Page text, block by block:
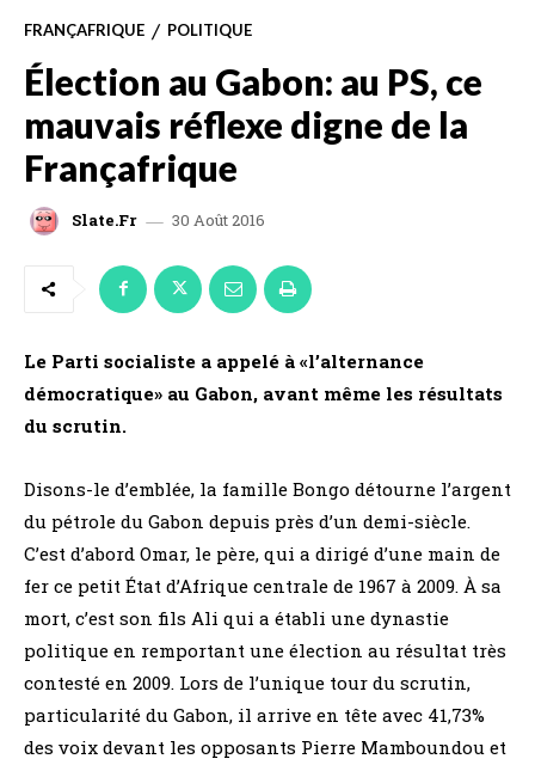
FRANÇAFRIQUE POLITIQUE
Élection au Gabon: au PS, ce
mauvais réflexe digne de la
Françafrique
Slate.fr 30 Août 2016
Le Parti socialiste a appelé à «l’alternance
démocratique» au Gabon, avant même les résultats
du scrutin.
Disons-le d’emblée, la famille Bongo détourne l’argent
du pétrole du Gabon depuis près d’un demi-siècle.
C’est d’abord Omar, le père, qui a dirigé d’une main de
fer ce petit État d’Afrique centrale de 1967 à 2009. À sa
mort, c’est son fils Ali qui a établi une dynastie
politique en remportant une élection au résultat très
contesté en 2009. Lors de l’unique tour du scrutin,
particularité du Gabon, il arrive en tête avec 41,73%
des voix devant les opposants Pierre Mamboundou et